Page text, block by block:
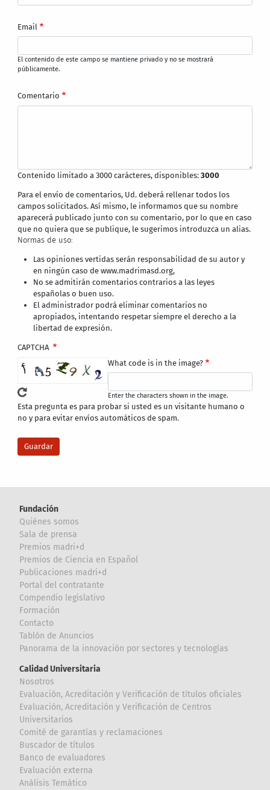
Email
El contenido de este campo se mantiene privado y no se mostrará
públicamente.
Comentario
Contenido limitado a 3000 carácteres, disponibles:3000
Para el envío de comentarios, Ud. deberá rellenar todos los
campos solicitados. Así mismo, le informamos que su nombre
aparecerá publicado junto con su comentario, por lo que en caso
que no quiera que se publique, le sugerimos introduzca un alias.
Normas de uso:
Las opiniones vertidas serán responsabilidad de su autor y
en ningún caso de www.madrimasd.org,
No se admitirán comentarios contrarios a las leyes
españolas o buen uso.
El administrador podrá eliminar comentarios no
apropiados, intentando respetar siempre el derecho a la
libertad de expresión.
CAPTCHA
What code is in the image?
Enter the characters shown in the image.
Esta pregunta es para probar si usted es un visitante humano o
no y para evitar envíos automáticos de spam.
Fundación
Quiénes somos
Sala de prensa
Premios madri+d
Premios de Ciencia en Español
Publicaciones madri+d
Portal del contratante
Compendio legislativo
Formación
Contacto
Tablón de Anuncios
Panorama de la innovación por sectores y tecnologías
Calidad Universitaria
Nosotros
Evaluación, Acreditación y Verificación de títulos oficiales
Evaluación, Acreditación y Verificación de Centros
Universitarios
Comité de garantías y reclamaciones
Buscador de títulos
Banco de evaluadores
Evaluación externa
Análisis Temático